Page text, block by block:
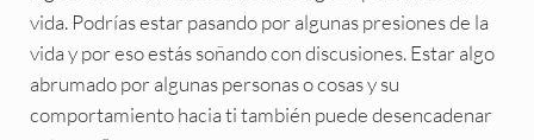
vida. Podrías estar pasando por algunas presiones de la
vida y por eso estás soñando con discusiones. Estar algo
abrumado por algunas personas o cosas y su
comportamiento hacia ti también puede desencadenar